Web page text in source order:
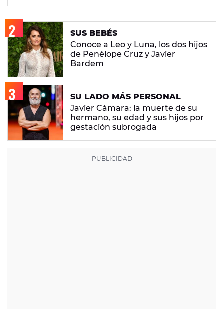
SUS BEBÉS
Conoce a Leo y Luna, los dos hijos
de Penélope Cruz y Javier
Bardem
SU LADO MÁS PERSONAL
Javier Cámara: la muerte de su
hermano, su edad y sus hijos por
gestación subrogada